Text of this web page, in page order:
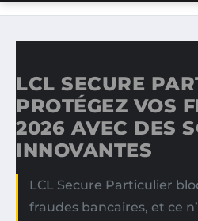
LCL SECURE
PROTÉGEZ VOS
2026 AVEC DES
INNOVANTES
LCL Secure Particulier
fraudes bancaires, et ce